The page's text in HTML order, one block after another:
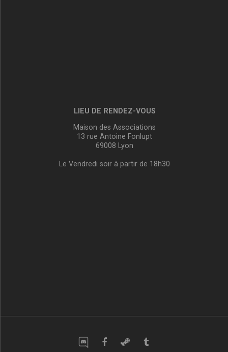
LIEU DE RENDEZ-VOUS
Maison des Associations
13 rue Antoine Fonlupt
69008 Lyon
Le Vendredi soir à partir de 18h30